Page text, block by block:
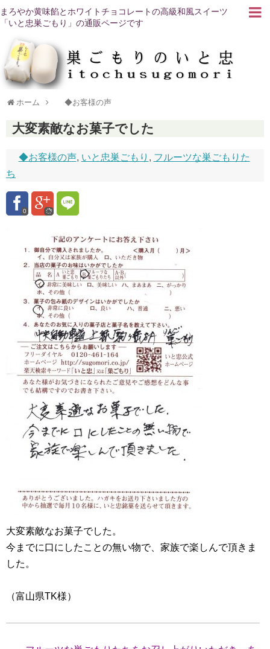
まろやか黄味餡とホワイトチョコレートの高級和風スイーツ
「いと忠巣ごもり」の通販ページです
ホーム ◆お客様の声
大変素敵なお菓子でした
◆お客様の声, いと忠巣ごもり , フルーツな巣ごもりた
ち
0
大変素敵なお菓子でした。
今までに口にしたことの無い物で、家族で楽しんで頂きま
した。
（富山県TK様）